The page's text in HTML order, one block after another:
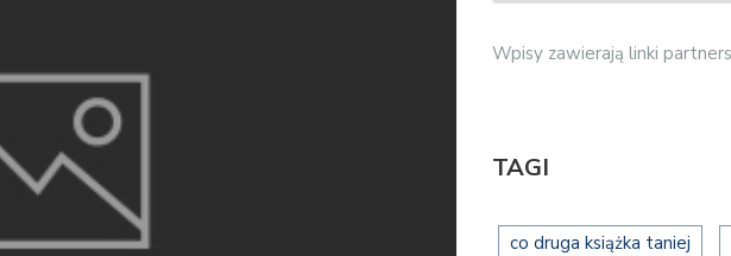
Wpisy zawierają linki
TAGI
co druga książka taniej